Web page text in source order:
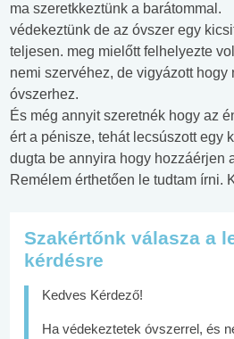
ma szeretkkeztünk a barátommal.
védekeztünk de az óvszer egy
teljesen. meg mielőtt felhelyezte
nemi szervéhez, de vigyázott hogy
óvszerhez.
És még annyit szeretnék hogy az
ért a pénisze, tehát lecsúszott egy
dugta be annyira hogy hozzáérjen
Remélem érthetően le tudtam írni.
Szakértőnk válasza a
kérdésre
Kedves Kérdező!
Ha védekeztetek óvszerrel, és